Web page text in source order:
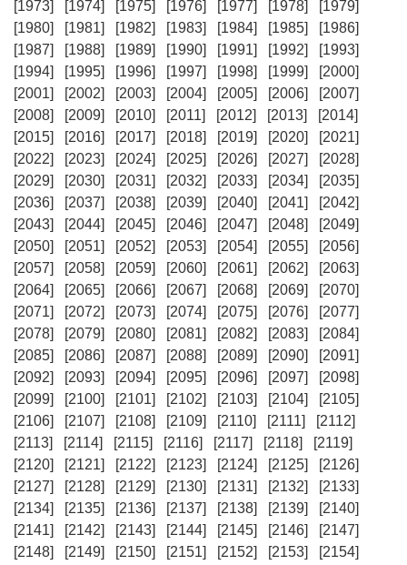
[1973] [1974] [1975] [1976] [1977] [1978]
[1979]
[1980]
[1981] [1982] [1983] [1984] [1985]
[1986]
[1987]
[1988] [1989] [1990] [1991] [1992]
[1993]
[1994]
[1995] [1996] [1997] [1998] [1999]
[2000]
[2001]
[2002] [2003] [2004] [2005] [2006]
[2007]
[2008]
[2009] [2010] [2011] [2012] [2013]
[2014]
[2015]
[2016] [2017] [2018] [2019] [2020]
[2021]
[2022]
[2023] [2024] [2025] [2026] [2027]
[2028]
[2029]
[2030] [2031] [2032] [2033] [2034]
[2035]
[2036]
[2037] [2038] [2039] [2040] [2041]
[2042]
[2043]
[2044] [2045] [2046] [2047] [2048]
[2049]
[2050]
[2051] [2052] [2053] [2054] [2055]
[2056]
[2057]
[2058] [2059] [2060] [2061] [2062]
[2063]
[2064]
[2065] [2066] [2067] [2068] [2069]
[2070]
[2071]
[2072] [2073] [2074] [2075] [2076]
[2077]
[2078]
[2079] [2080] [2081] [2082] [2083]
[2084]
[2085]
[2086] [2087] [2088] [2089] [2090]
[2091]
[2092]
[2093] [2094] [2095] [2096] [2097]
[2098]
[2099]
[2100] [2101] [2102] [2103] [2104]
[2105]
[2106]
[2107] [2108] [2109] [2110] [2111]
[2112]
[2113]
[2114] [2115] [2116] [2117] [2118]
[2119]
[2120]
[2121] [2122] [2123] [2124] [2125]
[2126]
[2127]
[2128] [2129] [2130] [2131] [2132]
[2133]
[2134]
[2135] [2136] [2137] [2138] [2139]
[2140]
[2141]
[2142] [2143] [2144] [2145] [2146]
[2147]
[2148]
[2149] [2150] [2151] [2152] [2153]
[2154]